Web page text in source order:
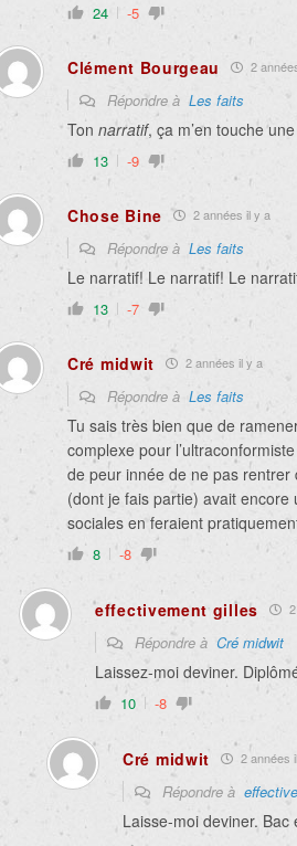
24 -5
Clément Bourgeau 2
Répondre à Les faits
Ton narratif, ça m’en touche
13 -9
Chose Bine 2 années il y a
Répondre à Les faits
Le narratif! Le narratif! Le
13 -7
Cré midwit 2 années il y a
Répondre à Les faits
Tu sais très bien que de
complexe pour
de peur innée de ne pas
(dont je fais partie) avait
sociales en feraient
8 -8
effectivement gilles
Répondre à Cré midwit
Laissez-moi deviner.
10 -8
Cré midwit 2 années
Répondre à
Laisse-moi deviner.